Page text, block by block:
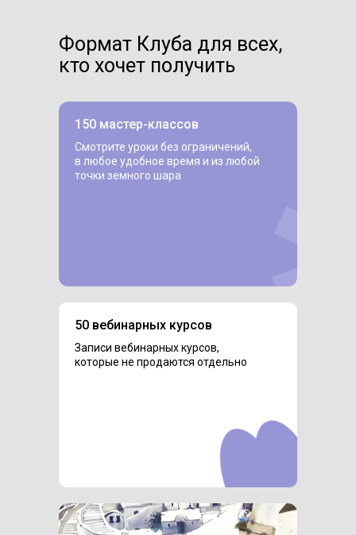
Формат Клуба для всех,
кто хочет получить
Записи вебинарных курсов,
которые не продаются отдельно
50 вебинарных курсов
Смотрите уроки без ограничений,
в любое удобное время и из любой
точки земного шара
150 мастер-классов